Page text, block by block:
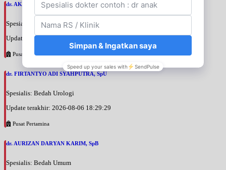
dr. AKBARI WAHYUDI KUSUMAH, SpU
Spesialis: Bedah Urologi
Update terakhir: 2026-08-06 18:38:38
Pusat Pertamina
dr. FIRTANTYO ADI SYAHPUTRA, SpU
Spesialis: Bedah Urologi
Update terakhir: 2026-08-06 18:29:29
Pusat Pertamina
dr. AURIZAN DARYAN KARIM, SpB
Spesialis: Bedah Umum